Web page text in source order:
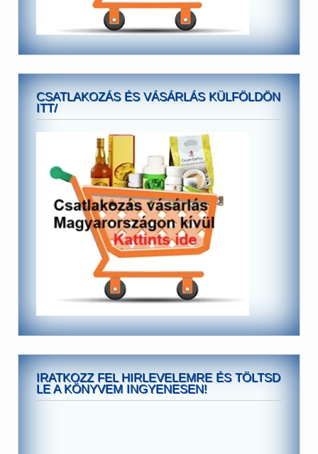
CSATLAKOZÁS ÉS VÁSÁRLÁS KÜLFÖLDÖN
ITT/
IRATKOZZ FEL HIRLEVELEMRE ÉS TÖLTSD
LE A KÖNYVEM INGYENESEN!